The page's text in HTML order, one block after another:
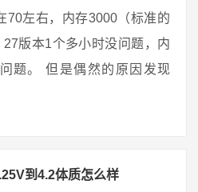
70左右，内存3000（标准的
版本1个多小时没问题，内
题。 但是偶然的原因发现
到4.2体质怎么样